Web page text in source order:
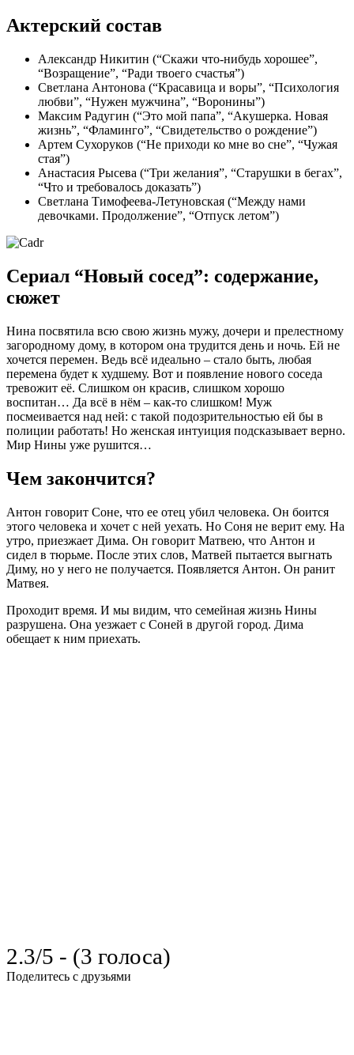
Актерский состав
Александр Никитин (“Скажи что-нибудь хорошее”,
“Возращение”, “Ради твоего счастья”)
Светлана Антонова (“Красавица и воры”, “Психология
любви”, “Нужен мужчина”, “Воронины”)
Максим Радугин (“Это мой папа”, “Акушерка. Новая
жизнь”, “Фламинго”, “Свидетельство о рождение”)
Артем Сухоруков (“Не приходи ко мне во сне”, “Чужая
стая”)
Анастасия Рысева (“Три желания”, “Старушки в бегах”,
“Что и требовалось доказать”)
Светлана Тимофеева-Летуновская (“Между нами
девочками. Продолжение”, “Отпуск летом”)
Сериал “Новый сосед”: содержание,
сюжет
Нина посвятила всю свою жизнь мужу, дочери и прелестному
загородному дому, в котором она трудится день и ночь. Ей не
хочется перемен. Ведь всё идеально – стало быть, любая
перемена будет к худшему. Вот и появление нового соседа
тревожит её. Слишком он красив, слишком хорошо
воспитан… Да всё в нём – как-то слишком! Муж
посмеивается над ней: с такой подозрительностью ей бы в
полиции работать! Но женская интуиция подсказывает верно.
Мир Нины уже рушится…
Чем закончится?
Антон говорит Соне, что ее отец убил человека. Он боится
этого человека и хочет с ней уехать. Но Соня не верит ему. На
утро, приезжает Дима. Он говорит Матвею, что Антон и
сидел в тюрьме. После этих слов, Матвей пытается выгнать
Диму, но у него не получается. Появляется Антон. Он ранит
Матвея.
Проходит время. И мы видим, что семейная жизнь Нины
разрушена. Она уезжает с Соней в другой город. Дима
обещает к ним приехать.
2.3/5 - (3 голоса)
Поделитесь с друзьями